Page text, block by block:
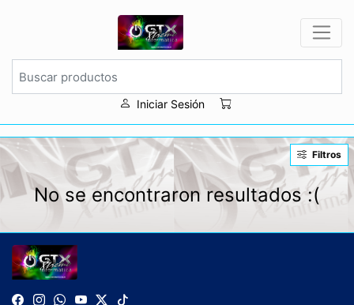
Iniciar Sesión
Filtros
No se encontraron resultados :(